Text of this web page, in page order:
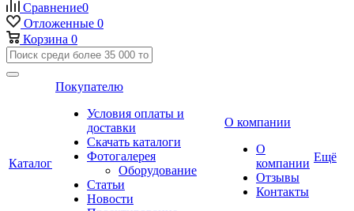
Сравнение0
Отложенные 0
Корзина 0
Каталог
Покупателю
Условия оплаты и
доставки
Скачать каталоги
Фотогалерея
Оборудование
Статьи
Новости
О компании
О
компании
Отзывы
Контакты
Ещё